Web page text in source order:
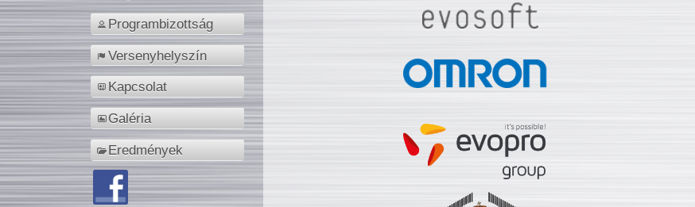
Programbizottság
Versenyhelyszín
Kapcsolat
Galéria
Eredmények